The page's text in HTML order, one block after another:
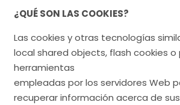
¿QUÉ SON LAS COOKIES?
Las cookies y otras tecnologías
local shared objects, flash cookies o
herramientas
empleadas por los servidores Web
recuperar información acerca de